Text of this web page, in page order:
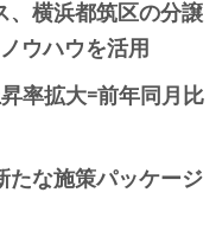
横浜都筑区の分譲
ウハウを活用
率拡大=前年同月比
たな施策パッケージ